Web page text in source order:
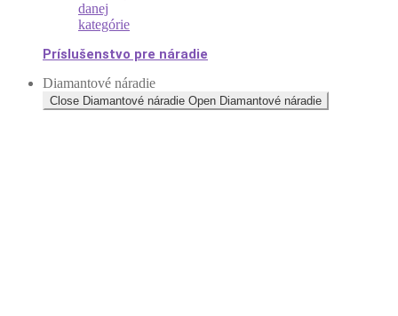
Príslušenstvo pre náradie
Diamantové náradie
Close Diamantové náradie Open Diamantové náradie